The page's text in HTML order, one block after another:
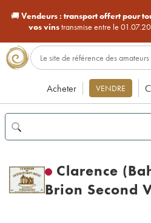
🚚Vendeurs : transport offert pour
vos vinstransmise entre le
Acheter VENDRE
Clarence
Brion Second